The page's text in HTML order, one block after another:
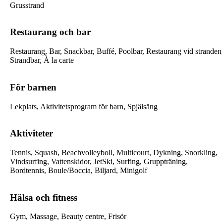
Grusstrand
Restaurang och bar
Restaurang, Bar, Snackbar, Buffé, Poolbar, Restaurang vid
Strandbar, À la carte
För barnen
Lekplats, Aktivitetsprogram för barn, Spjälsäng
Aktiviteter
Tennis, Squash, Beachvolleyboll, Multicourt, Dykning, Snorkling,
Vindsurfing, Vattenskidor, JetSki, Surfing, Gruppträning,
Bordtennis, Boule/Boccia, Biljard, Minigolf
Hälsa och fitness
Gym, Massage, Beauty centre, Frisör